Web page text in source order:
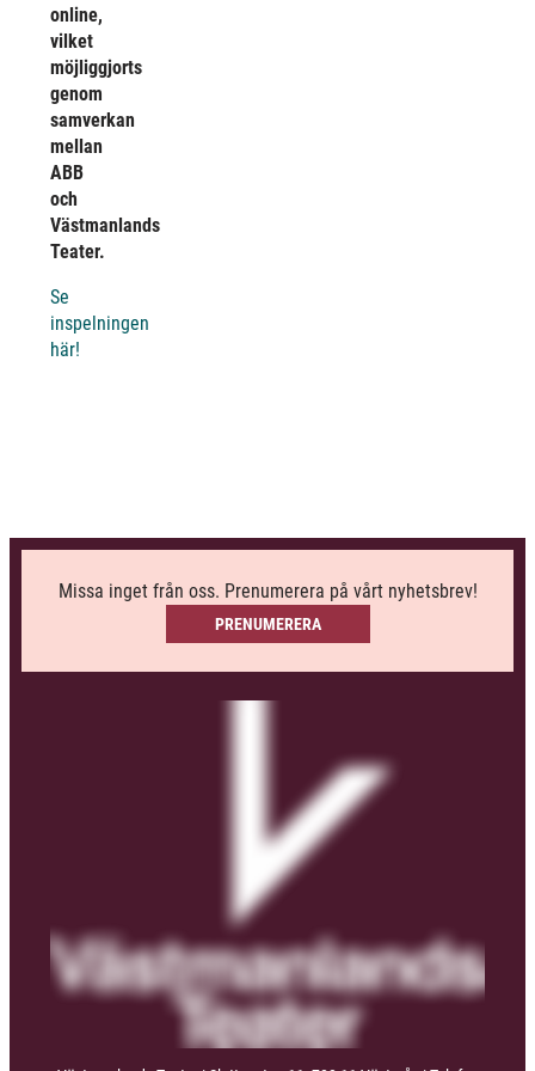
online,
vilket
möjliggjorts
genom
samverkan
mellan
ABB
och
Västmanlands
Teater.
Se
inspelningen
här!
Missa inget från oss. Prenumerera på vårt nyhetsbrev!
PRENUMERERA